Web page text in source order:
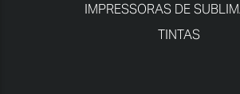
IMPRESSORAS DE
TINTAS